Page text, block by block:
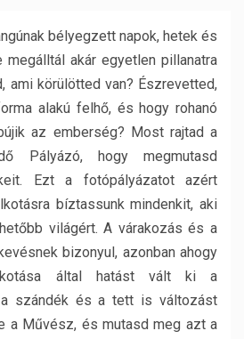
bélyegzett napok, hetek és
megálltál akár egyetlen pillanatra
ami körülötted van? Észrevetted,
alakú felhő, és hogy rohanó
az emberség? Most rajtad a
Pályázó, hogy megmutasd
Ezt a fotópályázatot azért
bíztassunk mindenkit, aki
világért. A várakozás és a
bizonyul, azonban ahogy
által hatást vált ki a
a szándék és a tett is változást
a Művész, és mutasd meg azt a